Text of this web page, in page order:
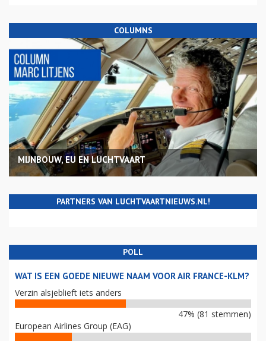
COLUMNS
MIJNBOUW, EU EN LUCHTVAART
PARTNERS VAN LUCHTVAARTNIEUWS.NL!
POLL
WAT IS EEN GOEDE NIEUWE NAAM VOOR AIR FRANCE-KLM?
Verzin alsjeblieft iets anders
47% (81 stemmen)
European Airlines Group (EAG)